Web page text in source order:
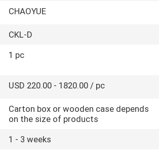
CHAOYUE
CKL-D
1 pc
USD 220.00 - 1820.00 / pc
Carton box or wooden case depends
on the size of products
1 - 3 weeks